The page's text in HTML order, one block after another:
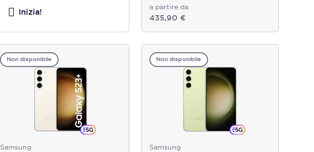
Inizia!
a partire da
435,90 €
Non disponibile
Samsung
Non disponibile
Samsung